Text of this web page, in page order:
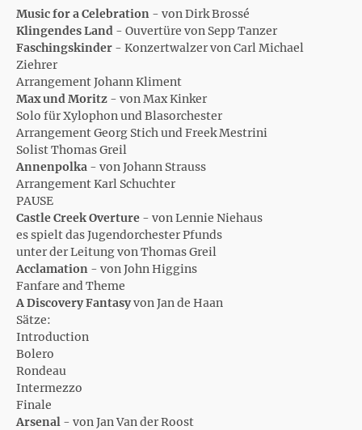
Music for a Celebration - von Dirk Brossé
Klingendes Land - Ouvertüre von Sepp Tanzer
Faschingskinder - Konzertwalzer von Carl Michael
Ziehrer
Arrangement Johann Kliment
Max und Moritz - von Max Kinker
Solo für Xylophon und Blasorchester
Arrangement Georg Stich und Freek Mestrini
Solist Thomas Greil
Annenpolka - von Johann Strauss
Arrangement Karl Schuchter
PAUSE
Castle Creek Overture - von Lennie Niehaus
es spielt das Jugendorchester Pfunds
unter der Leitung von Thomas Greil
Acclamation - von John Higgins
Fanfare and Theme
A Discovery Fantasyvon Jan de Haan
Sätze:
Introduction
Bolero
Rondeau
Intermezzo
Finale
Arsenal - von Jan Van der Roost